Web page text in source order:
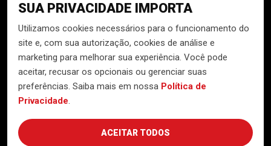
SUA PRIVACIDADE IMPORTA
Utilizamos cookies necessários para o funcionamento do
site e, com sua autorização, cookies de análise e
marketing para melhorar sua experiência. Você pode
aceitar, recusar os opcionais ou gerenciar suas
preferências. Saiba mais em nossa Política de
Privacidade.
ACEITAR TODOS
Contato
Desenvolvido peloNúcleo de
Tecnologia do MTST